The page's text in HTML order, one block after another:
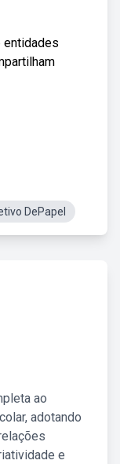
entidades
DePapel
ao
adotando
e